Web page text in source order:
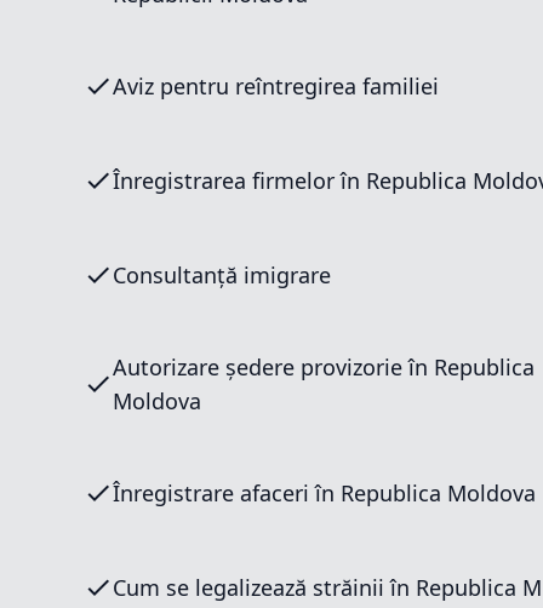
Aviz pentru reîntregirea familiei
Înregistrarea firmelor în Republica
Consultanță imigrare
Autorizare ședere provizorie în Republica
Moldova
Înregistrare afaceri în Republica Moldova
Cum se legalizează străinii în Republica